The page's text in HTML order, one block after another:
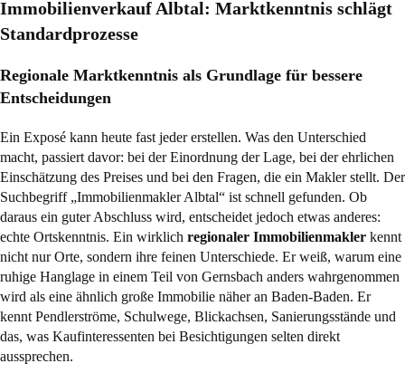
Immobilienverkauf Albtal: Marktkenntnis schlägt
Standardprozesse
Regionale Marktkenntnis als Grundlage für bessere
Entscheidungen
Ein Exposé kann heute fast jeder erstellen. Was den Unterschied
macht, passiert davor: bei der Einordnung der Lage, bei der ehrlichen
Einschätzung des Preises und bei den Fragen, die ein Makler stellt. Der
Suchbegriff „Immobilienmakler Albtal“ ist schnell gefunden. Ob
daraus ein guter Abschluss wird, entscheidet jedoch etwas anderes:
echte Ortskenntnis. Ein wirklich regionaler Immobilienmakler kennt
nicht nur Orte, sondern ihre feinen Unterschiede. Er weiß, warum eine
ruhige Hanglage in einem Teil von Gernsbach anders wahrgenommen
wird als eine ähnlich große Immobilie näher an Baden-Baden. Er
kennt Pendlerströme, Schulwege, Blickachsen, Sanierungsstände und
das, was Kaufinteressenten bei Besichtigungen selten direkt
aussprechen.